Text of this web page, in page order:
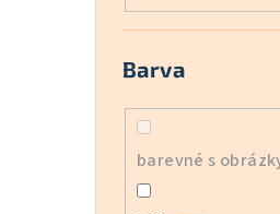
Barva
barevné s